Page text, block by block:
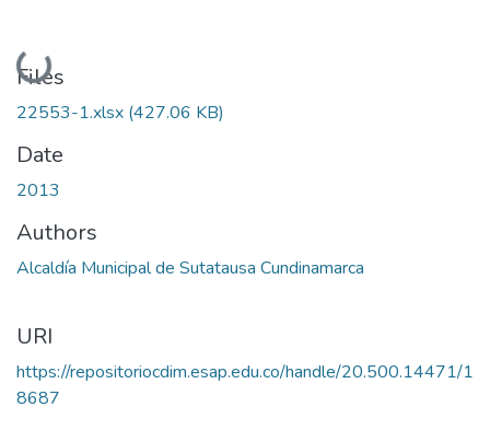
Loading...
Files
22553-1.xlsx (427.06 KB)
Date
2013
Authors
Alcaldía Municipal de Sutatausa Cundinamarca
URI
https://repositoriocdim.esap.edu.co/handle/20.500.14471/1
8687